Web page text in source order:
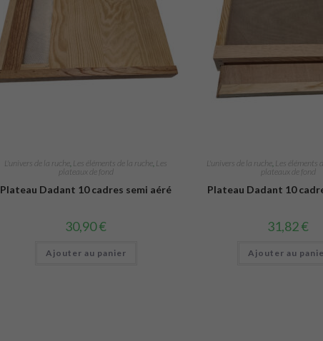
L'univers de la ruche, Les éléments de la ruche, Les
plateaux de fond
Plateau Dadant 10 cadres semi aéré
30,90€
Ajouter au panier
L'univers de la ruche, Les éléments
plateaux de fond
Plateau Dadant 10
31,82€
Ajouter au